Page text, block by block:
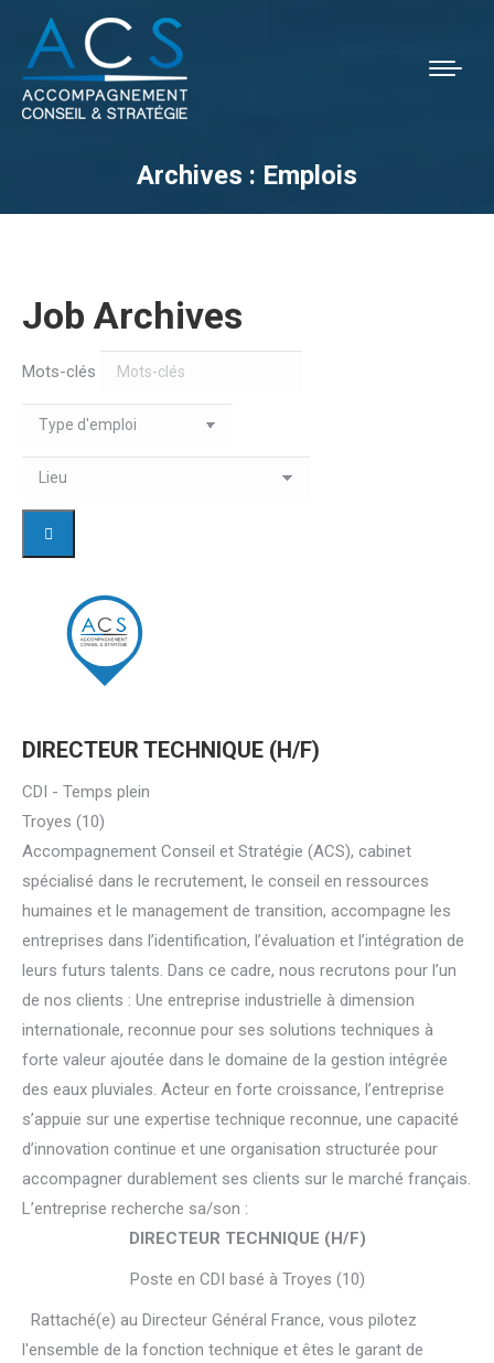
Archives : Emplois
Job Archives
Mots-clés
DIRECTEUR TECHNIQUE (H/F)
CDI - Temps plein
Troyes (10)
Accompagnement Conseil et Stratégie (ACS), cabinet
spécialisé dans le recrutement, le conseil en ressources
humaines et le management de transition, accompagne les
entreprises dans l’identification, l’évaluation et l’intégration de
leurs futurs talents. Dans ce cadre, nous recrutons pour l’un
de nos clients : Une entreprise industrielle à dimension
internationale, reconnue pour ses solutions techniques à
forte valeur ajoutée dans le domaine de la gestion intégrée
des eaux pluviales. Acteur en forte croissance, l’entreprise
s’appuie sur une expertise technique reconnue, une capacité
d’innovation continue et une organisation structurée pour
accompagner durablement ses clients sur le marché français.
L’entreprise recherche sa/son :
DIRECTEUR TECHNIQUE (H/F)
Poste en CDI basé à Troyes (10)
Rattaché(e) au Directeur Général France, vous pilotez
l'ensemble de la fonction technique et êtes le garant de